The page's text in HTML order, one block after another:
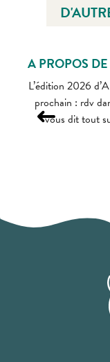
A PROPOS
L’édition 2026
prochain : rdv
vous dit tout